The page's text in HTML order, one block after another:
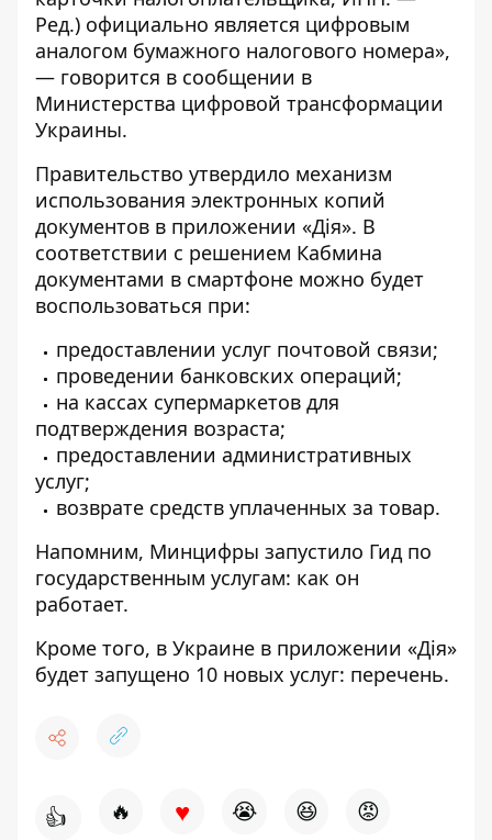
Ред.) официально является цифровым
аналогом бумажного налогового номера»,
— говорится в сообщении в
Министерства цифровой трансформации
Украины.
Правительство утвердило механизм
использования электронных копий
документов в приложении «Дія». В
соответствии с решением Кабмина
документами в смартфоне можно будет
воспользоваться при:
предоставлении услуг почтовой связи;
проведении банковских операций;
на кассах супермаркетов для
подтверждения возраста;
предоставлении административных
услуг;
возврате средств уплаченных за товар.
Напомним, Минцифры запустило Гид по
государственным услугам: как он
работает.
Кроме того, в Украине в приложении «Дія»
будет запущено 10 новых услуг: перечень.
👍 🔥 ♥ 😭 😆 😡